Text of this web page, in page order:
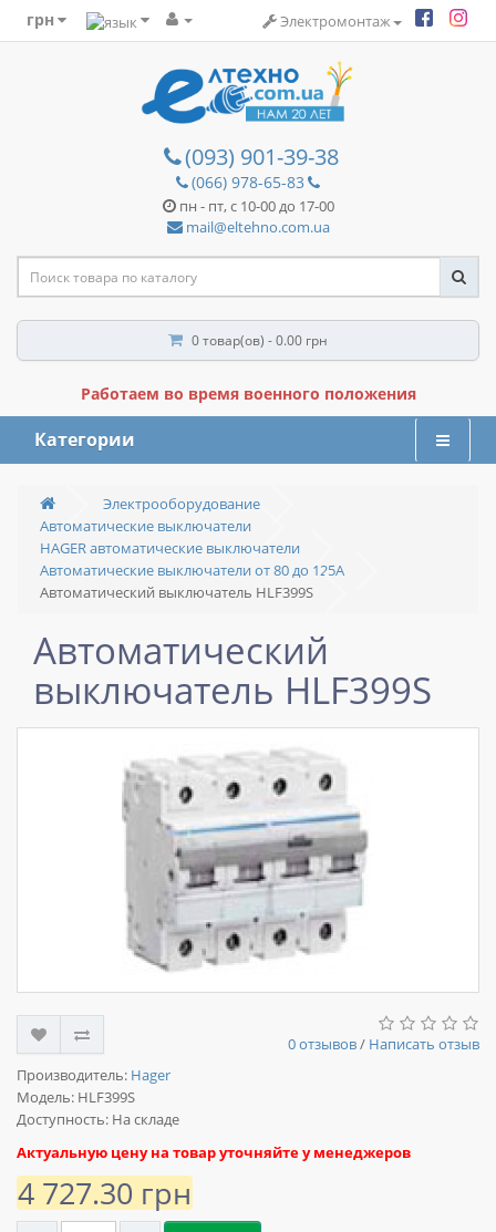
грн Электромонтаж
(093) 901-39-38
(066) 978-65-83
пн - пт, с 10-00 до 17-00
mail@eltehno.com.ua
0 товар(ов) - 0.00 грн
Работаем во время военного положения
Категории
Электрооборудование
Автоматические выключатели
HAGER автоматические выключатели
Автоматические выключатели от 80 до 125А
Автоматический выключатель HLF399S
Автоматический
выключатель HLF399S
0 отзывов/ Написать отзыв
Производитель: Hager
Модель: HLF399S
Доступность: На складе
Актуальную цену на товар уточняйте у менеджеров
4 727.30 грн